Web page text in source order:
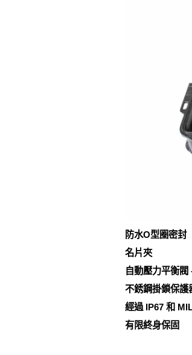
防水O型圈密封
名片夾
自動壓力平衡閥
不銹鋼掛鎖保護
經過 IP67 和
有限終身保固